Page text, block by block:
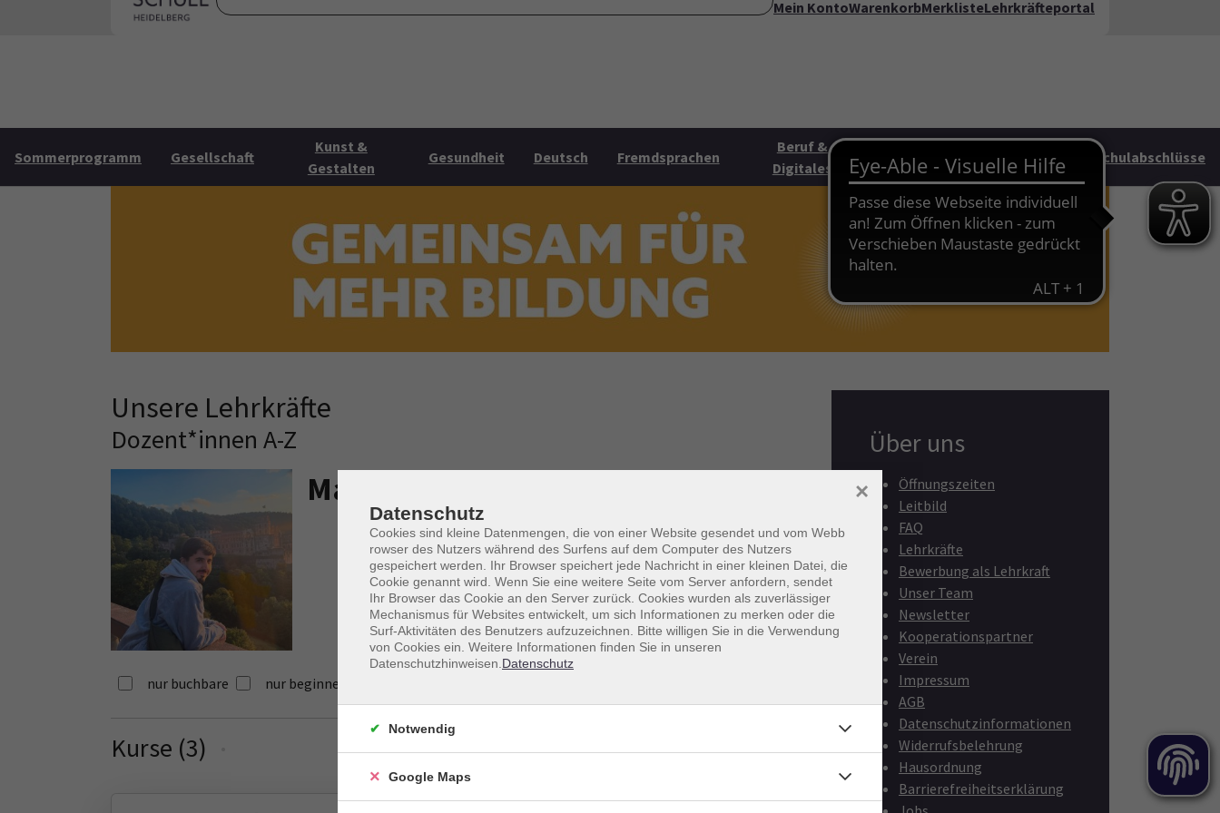
Startseite Über uns Mehr Angebote Öffnungszeiten Kontakt FAQ
Mein KontoWarenkorbMerklisteLehrkräfteportal
Sommerprogramm Gesellschaft
Kunst &
Gestalten
Gesundheit Deutsch Fremdsprachen
Beruf &
Digitales
Junge vhs &
Familie
HAG Schulabschlüsse
Unsere Lehrkräfte
Dozent*innen A-Z
Martínez Marín, Simón
nur buchbare nur beginnende
Kurse (3) Sortierung
Über uns
Öffnungszeiten
Leitbild
FAQ
Lehrkräfte
Bewerbung als Lehrkraft
Unser Team
Newsletter
Kooperationspartner
Verein
Impressum
AGB
Datenschutzinformationen
Widerrufsbelehrung
Hausordnung
Barrierefreiheitserklärung
Datenschutz
Cookies sind kleine Datenmengen, die von einer Website gesendet und vom Webb
rowser des Nutzers während des Surfens auf dem Computer des Nutzers
gespeichert werden. Ihr Browser speichert jede Nachricht in einer kleinen Datei, die
Cookie genannt wird. Wenn Sie eine weitere Seite vom Server anfordern, sendet
Ihr Browser das Cookie an den Server zurück. Cookies wurden als zuverlässiger
Mechanismus für Websites entwickelt, um sich Informationen zu merken oder die
Surf-Aktivitäten des Benutzers aufzuzeichnen. Bitte willigen Sie in die Verwendung
von Cookies ein. Weitere Informationen finden Sie in unseren
Datenschutzhinweisen. Datenschutz
×
Notwendig
Google Maps